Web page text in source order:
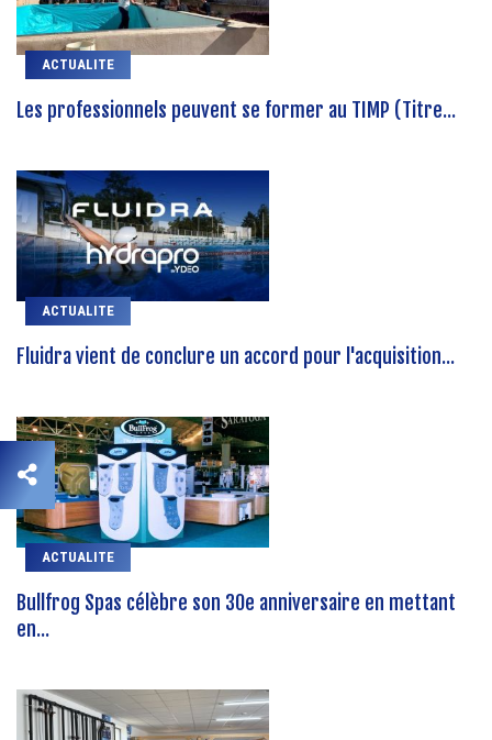
ACTUALITE
Les professionnels peuvent se former au TIMP (Titre...
ACTUALITE
Fluidra vient de conclure un accord pour l'acquisition...
ACTUALITE
Bullfrog Spas célèbre son 30e anniversaire en mettant
en...